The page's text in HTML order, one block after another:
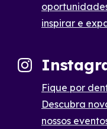
inspirar e
Fique por
Descubra
nossos